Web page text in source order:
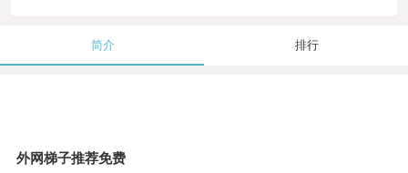
简介 排行
外网梯子推荐免费